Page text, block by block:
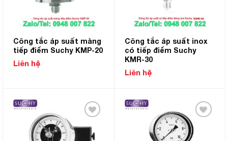
Công tắc áp suất màng
tiếp điểm Suchy KMP-20
Liên hệ
Công tắc áp suất inox
có tiếp điểm Suchy
KMR-30
Liên hệ
Wishlist
Add to
Wishlist